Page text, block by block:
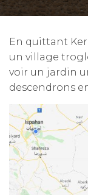
En quittant
un village
voir un jardin
descendrons